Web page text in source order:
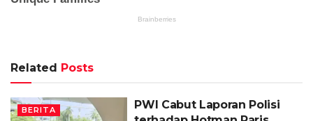
Related Posts
BERITA
PWI Cabut Laporan Polisi